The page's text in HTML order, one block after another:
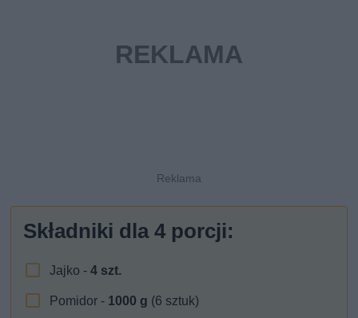
Składniki dla4 porcji:
Jajko -4 szt.
Pomidor - 1000 g (6 sztuk)